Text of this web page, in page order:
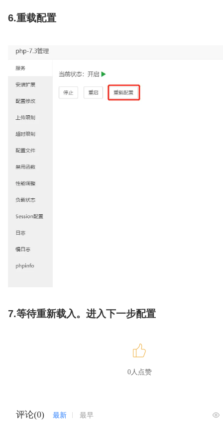
6.重载配置
7.等待重新载入。进入下一步配置
0人点赞
评论(0) 最新 最早